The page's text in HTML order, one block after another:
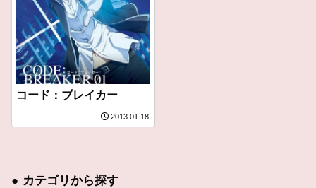
コード：ブレイカー
2013.01.18
● カテゴリから探す